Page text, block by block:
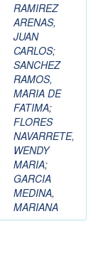
RAMIREZ
ARENAS,
JUAN
CARLOS;
SANCHEZ
RAMOS,
MARIA DE
FATIMA;
FLORES
NAVARRETE,
WENDY
MARIA;
GARCIA
MEDINA,
MARIANA